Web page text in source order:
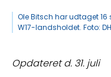
Ole Bitsch har udtaget
W17-landsholdet. Foto:
Opdateret d. 31. juli